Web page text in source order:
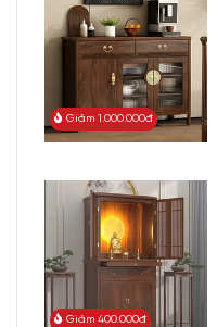
Giảm 1.000.000đ
Giảm 400.000đ